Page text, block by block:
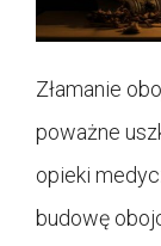
Złamanie
poważne
opieki
budowę